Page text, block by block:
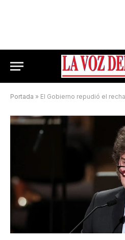
Portada » El Gobierno repudió el rechazo del